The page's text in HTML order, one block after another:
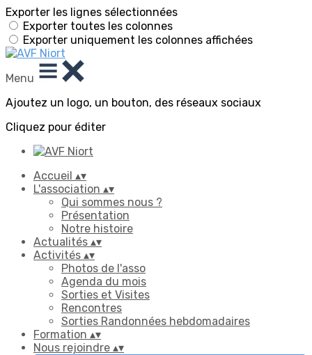
Exporter les lignes sélectionnées
Exporter toutes les colonnes
Exporter uniquement les colonnes affichées
Menu
Ajoutez un logo, un bouton, des réseaux sociaux
Cliquez pour éditer
Accueil ▴▾
L'association ▴▾
Qui sommes nous ?
Présentation
Notre histoire
Actualités ▴▾
Activités ▴▾
Photos de l'asso
Agenda du mois
Sorties et Visites
Rencontres
Sorties Randonnées hebdomadaires
Formation ▴▾
Nous rejoindre ▴▾